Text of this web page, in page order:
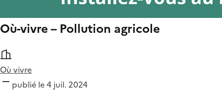
Où-vivre – Pollution agricole
Où vivre
publié le 4 juil. 2024